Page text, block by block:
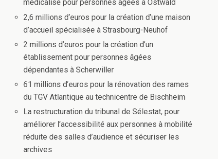
médicalisé pour personnes âgées à Ostwald
2,6 millions d’euros pour la création d’une maison
d’accueil spécialisée à Strasbourg-Neuhof
2 millions d’euros pour la création d’un
établissement pour personnes âgées
dépendantes à Scherwiller
61 millions d’euros pour la rénovation des rames
du TGV Atlantique au technicentre de Bischheim
La restructuration du tribunal de Sélestat, pour
améliorer l’accessibilité aux personnes à mobilité
réduite des salles d’audience et sécuriser les
archives